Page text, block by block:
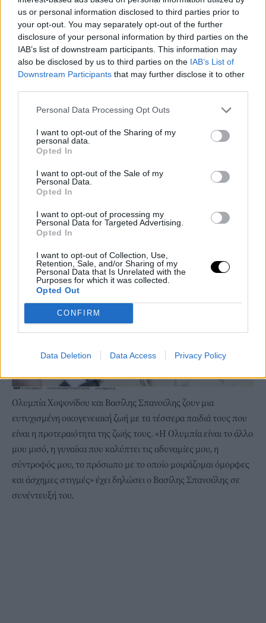
us or personal information disclosed to third parties prior to
your opt-out. You may separately opt-out of the further
disclosure of your personal information by third parties on the
IAB’s list of downstream participants. This information may
also be disclosed by us to third parties on the IAB’s List of
Downstream Participants that may further disclose it to other
Personal Data Processing Opt Outs
I want to opt-out of the Sharing of my
personal data.
Opted In
I want to opt-out of the Sale of my
Personal Data.
Opted In
I want to opt-out of processing my
Personal Data for Targeted Advertising.
Opted In
I want to opt-out of Collection, Use,
Retention, Sale, and/or Sharing of my
Personal Data that Is Unrelated with the
Purposes for which it was collected.
Opted Out
CONFIRM
Data Deletion Data Access Privacy Policy
O φωτογραφικός φακός απαθανάτισε την Ολυμπία Χοψονίδου
με τα παιδιά της στις κερκίδες.
Ολυμπία Χοψονίδου και Βασίλης Σπανούλης ζουν μια
ευτυχισμένη οικογενειακή ζωή με τα τέσσερα παιδιά τους που
είναι η προτεραιότητα της ζωής τους. «Η Ολυμπία είναι το άλλο
μου μισό, η γυναίκα που καλύπτει τις αδυναμίες μου, η
σύντροφός μου, το πρόσωπο με το οποίο μοιράζομαι όμορφες
και άσχημες στιγμές» έχει δηλώσει ο Βασίλης Σπανούλης σε
συνέντευξή του.